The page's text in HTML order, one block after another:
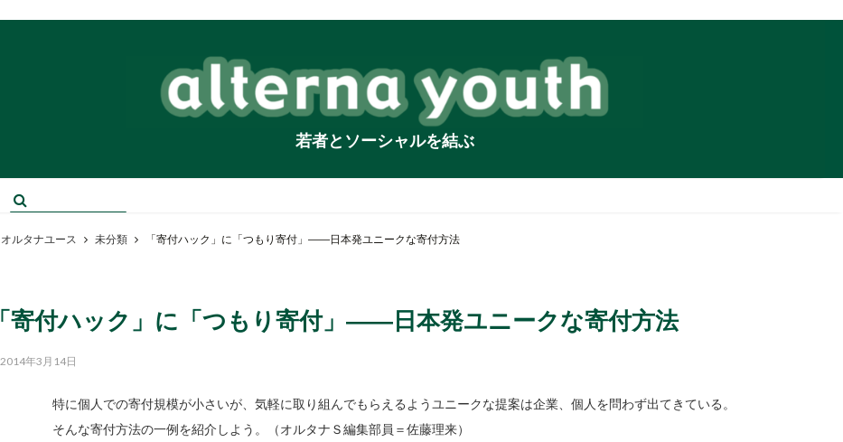
若者とソーシャルを結ぶ
オルタナユース 未分類 「寄付ハック」に「つもり寄付」――日本発ユニークな寄付方法
「寄付ハック」に「つもり寄付」――日本発ユニークな寄付方法
2014年3月14日
特に個人での寄付規模が小さいが、気軽に取り組んでもらえるようユニークな提案は企業、個人を問わず出てきている。
そんな寄付方法の一例を紹介しよう。（オルタナＳ編集部員＝佐藤理来）